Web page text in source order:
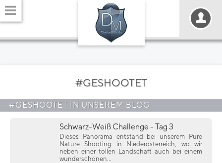
#GESHOOTET
#GESHOOTET IN UNSEREM BLOG
Schwarz-Weiß Challenge - Tag 3
Dieses Panorama entstand bei unserem Pure
Nature Shooting in Niederösterreich, wo wir
neben einer tollen Landschaft auch bei einem
wunderschönen...